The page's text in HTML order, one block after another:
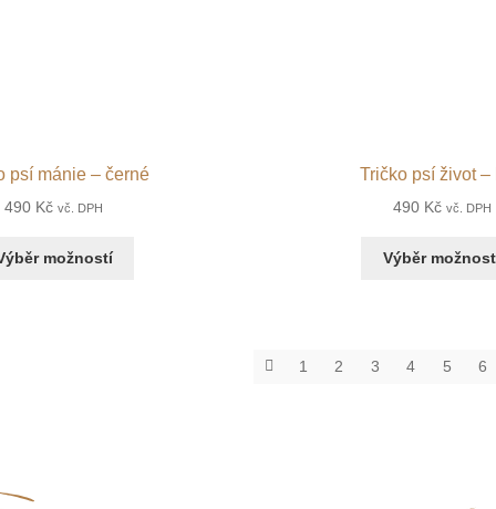
psí mánie – černé
490 Kč vč. DPH
možností
Tričko psí život –
490 Kč vč. DPH
Výběr
1 2 3 4 5 6